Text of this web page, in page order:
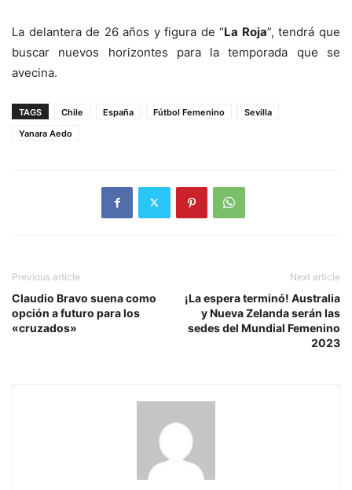
La delantera de 26 años y figura de “La Roja”, tendrá que
buscar nuevos horizontes para la temporada que se
avecina.
TAGS Chile España Fútbol Femenino
Sevilla
Yanara Aedo
Previous article
Claudio Bravo suena como
opción a futuro para los
«cruzados»
Next article
¡La espera terminó! Australia
y Nueva Zelanda serán las
sedes del Mundial Femenino
2023